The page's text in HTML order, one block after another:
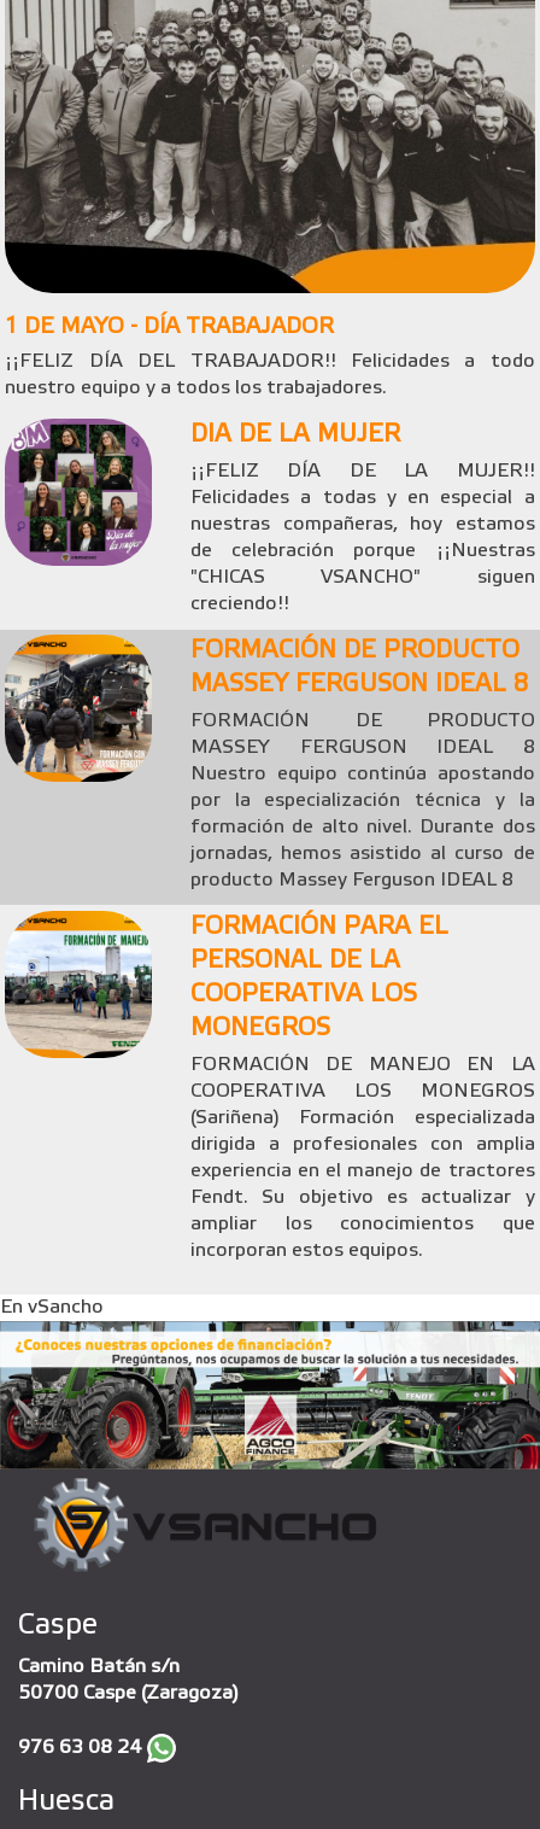
1 DE MAYO - DÍA TRABAJADOR
¡¡FELIZ DÍA DEL TRABAJADOR!! Felicidades a todo
nuestro equipo y a todos los trabajadores.
DIA DE LA MUJER
¡¡FELIZ DÍA DE LA MUJER!!
Felicidades a todas y en especial a
nuestras compañeras, hoy estamos
de celebración porque ¡¡Nuestras
"CHICAS VSANCHO" siguen
creciendo!!
FORMACIÓN DE PRODUCTO
MASSEY FERGUSON IDEAL 8
FORMACIÓN DE PRODUCTO
MASSEY FERGUSON IDEAL 8
Nuestro equipo continúa apostando
por la especialización técnica y la
formación de alto nivel. Durante dos
jornadas, hemos asistido al curso de
producto Massey Ferguson IDEAL 8
FORMACIÓN PARA EL
PERSONAL DE LA
COOPERATIVA LOS
MONEGROS
FORMACIÓN DE MANEJO EN LA
COOPERATIVA LOS MONEGROS
(Sariñena) Formación especializada
dirigida a profesionales con amplia
experiencia en el manejo de tractores
Fendt. Su objetivo es actualizar y
ampliar los conocimientos que
incorporan estos equipos.
En vSancho
Caspe
Camino Batán s/n
50700 Caspe (Zaragoza)
976 63 08 24
Huesca